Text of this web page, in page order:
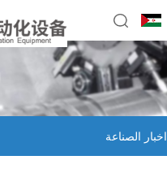
اخبار الصناعة